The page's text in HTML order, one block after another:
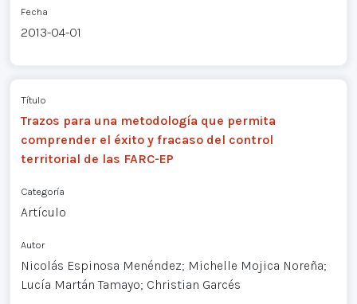
Fecha
2013-04-01
Título
Trazos para una metodología que permita
comprender el éxito y fracaso del control
territorial de las FARC-EP
Categoría
Artículo
Autor
Nicolás Espinosa Menéndez; Michelle Mojica Noreña;
Lucía Martán Tamayo; Christian Garcés